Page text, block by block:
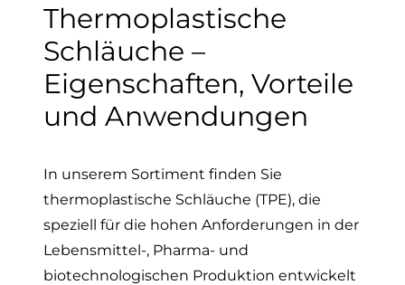
Thermoplastische
Schläuche –
Eigenschaften, Vorteile
und Anwendungen
In unserem Sortiment finden Sie
thermoplastische Schläuche (TPE), die
speziell für die hohen Anforderungen in der
Lebensmittel-, Pharma- und
biotechnologischen Produktion entwickelt